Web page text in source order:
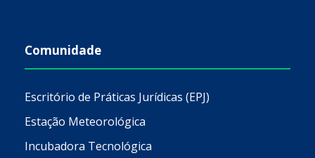
Comunidade
Escritório de Práticas Jurídicas (EPJ)
Estação Meteorológica
Incubadora Tecnológica